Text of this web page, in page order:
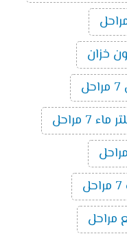
خزان
ماء 7 مراحل
مراحل